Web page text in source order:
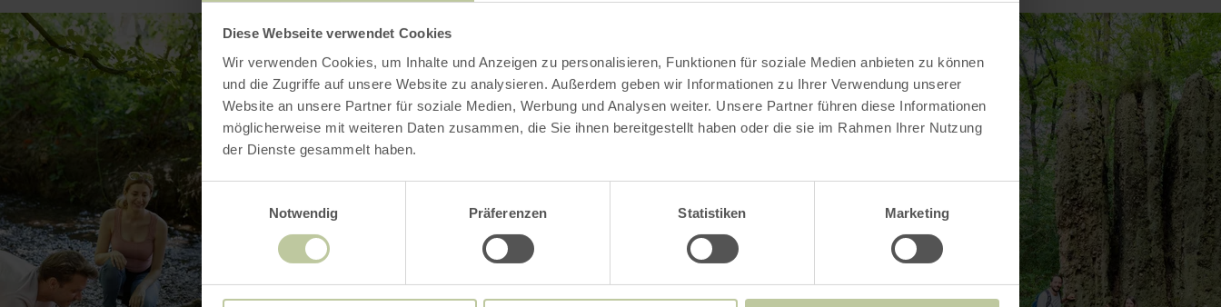
Diese Webseite verwendet Cookies
Wir verwenden Cookies, um Inhalte und Anzeigen zu personalisieren, Funktionen für soziale Medien anbieten zu können
und die Zugriffe auf unsere Website zu analysieren. Außerdem geben wir Informationen zu Ihrer Verwendung unserer
Website an unsere Partner für soziale Medien, Werbung und Analysen weiter. Unsere Partner führen diese Informationen
möglicherweise mit weiteren Daten zusammen, die Sie ihnen bereitgestellt haben oder die sie im Rahmen Ihrer Nutzung
der Dienste gesammelt haben.
Einwilligungsauswahl
Notwendig
Präferenzen Statistiken Marketing